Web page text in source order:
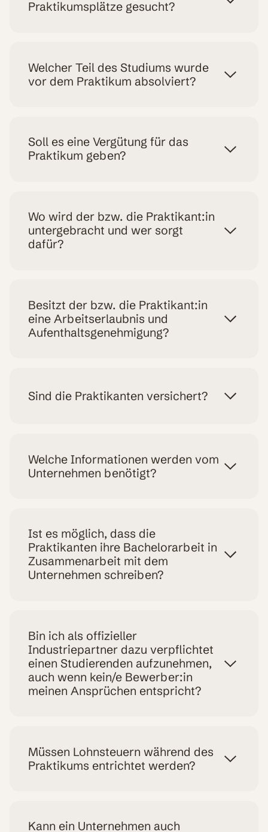
Praktikumsplätze gesucht?
Welcher Teil des Studiums wurde
vor dem Praktikum absolviert?
Soll es eine Vergütung für das
Praktikum geben?
Wo wird der bzw. die Praktikant:in
untergebracht und wer sorgt
dafür?
Besitzt der bzw. die Praktikant:in
eine Arbeitserlaubnis und
Aufenthaltsgenehmigung?
Sind die Praktikanten versichert?
Welche Informationen werden vom
Unternehmen benötigt?
Ist es möglich, dass die
Praktikanten ihre Bachelorarbeit in
Zusammenarbeit mit dem
Unternehmen schreiben?
Bin ich als offizieller
Industriepartner dazu verpflichtet
einen Studierenden aufzunehmen,
auch wenn kein/e Bewerber:in
meinen Ansprüchen entspricht?
Müssen Lohnsteuern während des
Praktikums entrichtet werden?
Kann ein Unternehmen auch